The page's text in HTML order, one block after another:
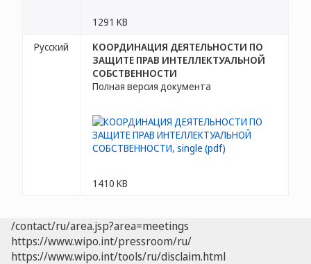
1291 KB
Русский
КООРДИНАЦИЯ ДЕЯТЕЛЬНОСТИ ПО
ЗАЩИТЕ ПРАВ ИНТЕЛЛЕКТУАЛЬНОЙ
СОБСТВЕННОСТИ
Полная версия документа
1410 KB
/contact/ru/area.jsp?area=meetings
https://www.wipo.int/pressroom/ru/
https://www.wipo.int/tools/ru/disclaim.html